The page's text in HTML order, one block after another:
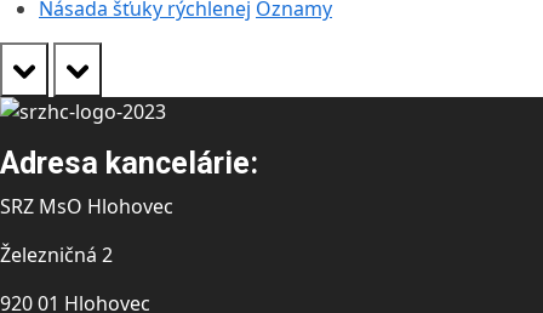
Násada šťuky rýchlenej Oznamy
prev next
Adresa kancelárie:
SRZ MsO Hlohovec
Železničná 2
920 01 Hlohovec